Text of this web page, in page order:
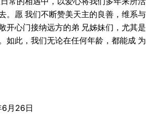
。愿 我们不断赞美天主的良善，维系与
开心门接纳远方的弟 兄姊妹们，尤其是
如此，我们无论在任何年龄，都能成 为
月26日